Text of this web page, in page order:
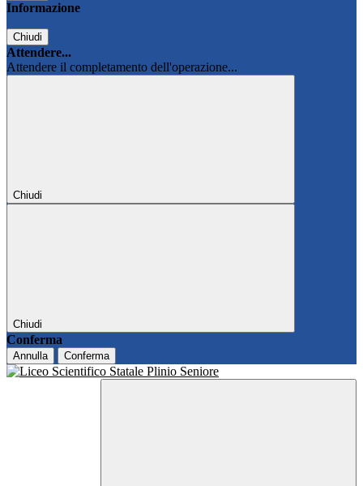
Informazione
Chiudi
Attendere...
Attendere il completamento dell'operazione...
Chiudi
Chiudi
Conferma
Annulla Conferma